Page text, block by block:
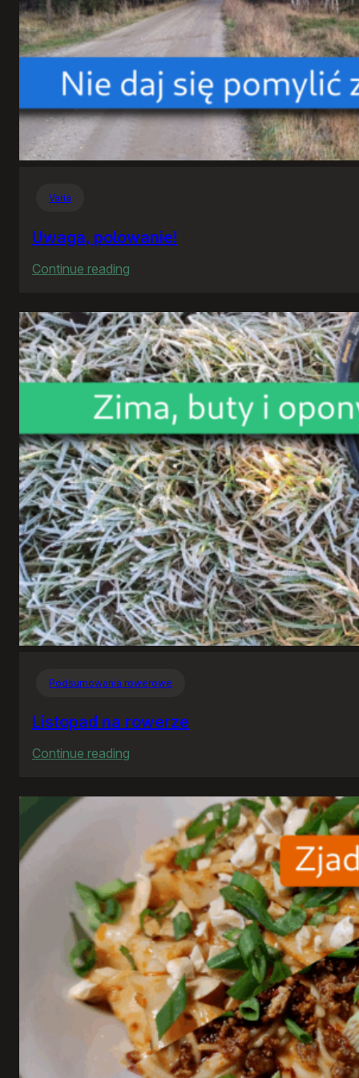
Varia
Uwaga, polowanie!
Continue reading
polowanie!
Podsumowania rowerowe
Listopad na rowerze
Continue reading
na
rowerze